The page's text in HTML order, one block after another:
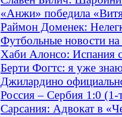
«Анжи» победила
Раймон Доменек:
Футбольные новости
Хаби Алонсо: Испания
Берти Фогтс: я уже
Джилардино
Россия – Сербия 1:0 (1-
Сарсания: Адвокат в